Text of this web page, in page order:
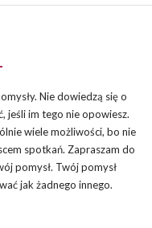
Nie dowiedzą się o
jeśli im tego nie opowiesz.
wiele możliwości, bo nie
spotkań. Zapraszam do
pomysł. Twój pomysł
jak żadnego innego.